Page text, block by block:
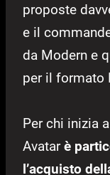
proposte
e il
da Modern e
per il formato
Per chi inizia
Avatarè
l’acquisto